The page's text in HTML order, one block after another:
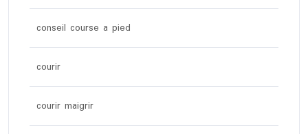
conseil course a pied
courir
courir maigrir